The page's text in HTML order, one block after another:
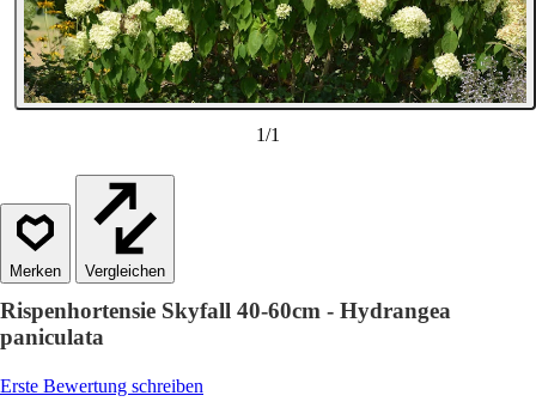
1/1
Vergleichen
Rispenhortensie Skyfall 40-60cm - Hydrangea
paniculata
Erste Bewertung schreiben